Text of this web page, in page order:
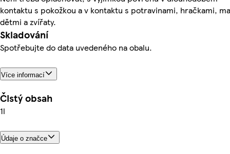
kontaktu s pokožkou a v kontaktu s potravinami, hračkami,
dětmi a zvířaty.
Skladování
Spotřebujte do data uvedeného na obalu.
Více informací
Čistý obsah
1l
Údaje o značce